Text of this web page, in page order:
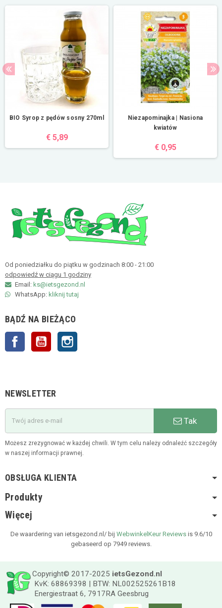
BIO Syrop z pędów sosny 270ml
€ 5,89
Niezapominajka | Nasiona
kwiatów
€ 0,95
Od poniedziałku do piątku w godzinach 8:00 - 21:00
odpowiedź w ciągu 1 godziny
Email: ks@ietsgezond.nl
WhatsApp: kliknij tutaj
BĄDŹ NA BIEŻĄCO
Facebook YouTube
NEWSLETTER
Tak
Możesz zrezygnować w każdej chwili. W tym celu należy odnaleźć szczegóły
w naszej informacji prawnej.
OBSŁUGA KLIENTA
Produkty
Więcej
De waardering van ietsgezond.nl/ bij WebwinkelKeur Reviewsis 9.6/10
gebaseerd op 7949 reviews.
Copyright© 2017-2025 ietsGezond.nl
KvK: 68869398 | BTW: NL002525261B18
Energiestraat 6, 7917RA Geesbrug